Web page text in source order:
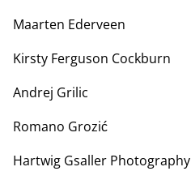
Maarten Ederveen
Kirsty Ferguson Cockburn
Andrej Grilic
Romano Grozić
Hartwig Gsaller Photography